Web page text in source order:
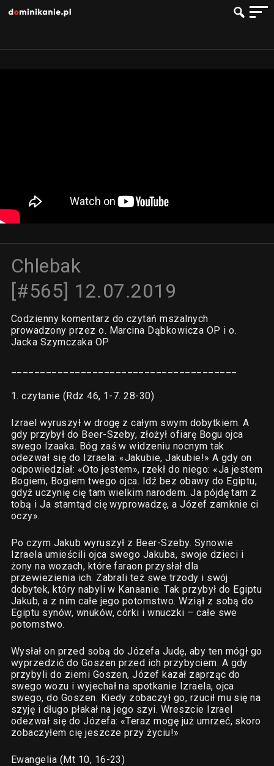
Chlebak
[#565] 12.07.2019
Codzienny komentarz do czytań mszalnych
prowadzony przez o. Marcina Dąbkowicza OP i o.
Jacka Szymczaka OP
1. czytanie (Rdz 46, 1-7. 28-30)
Izrael wyruszył w drogę z całym swym dobytkiem. A
gdy przybył do Beer-Szeby, złożył ofiarę Bogu ojca
swego Izaaka. Bóg zaś w widzeniu nocnym tak
odezwał się do Izraela: «Jakubie, Jakubie!» A gdy on
odpowiedział: «Oto jestem», rzekł do niego: «Ja jestem
Bogiem, Bogiem twego ojca. Idź bez obawy do Egiptu,
gdyż uczynię cię tam wielkim narodem. Ja pójdę tam z
tobą i Ja stamtąd cię wyprowadzę, a Józef zamknie ci
oczy».
Po czym Jakub wyruszył z Beer-Szeby. Synowie
Izraela umieścili ojca swego Jakuba, swoje dzieci i
żony na wozach, które faraon przysłał dla
przewiezienia ich. Zabrali też swe trzody i swój
dobytek, który nabyli w Kanaanie. Tak przybył do Egiptu
Jakub, a z nim całe jego potomstwo. Wziął z sobą do
Egiptu synów, wnuków, córki i wnuczki – całe swe
potomstwo.
Wysłał on przed sobą do Józefa Judę, aby ten mógł go
wyprzedzić do Goszen przed ich przybyciem. A gdy
przybyli do ziemi Goszen, Józef kazał zaprząc do
swego wozu i wyjechał na spotkanie Izraela, ojca
swego, do Goszen. Kiedy zobaczył go, rzucił mu się na
szyję i długo płakał na jego szyi. Wreszcie Izrael
odezwał się do Józefa: «Teraz mogę już umrzeć, skoro
zobaczyłem cię jeszcze przy życiu!»
Ewangelia (Mt 10, 16-23)